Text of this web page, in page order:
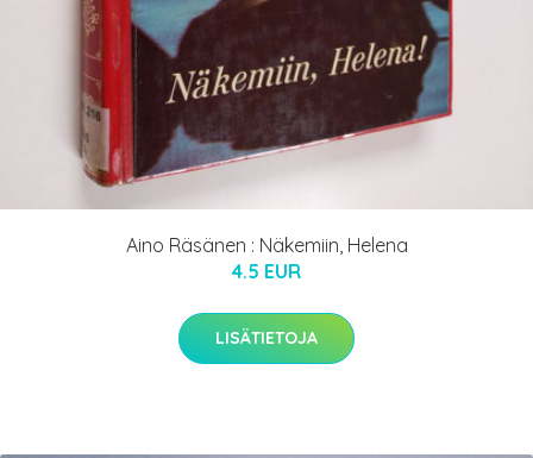
Aino Räsänen : Näkemiin, Helena
4.5 EUR
LISÄTIETOJA